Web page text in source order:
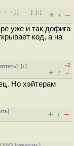
] [ · · ·][↓]
+ / –
уже и так дофига
код, а на
][↓]
–2
+ / –
Но хэйтерам
]
+ / –